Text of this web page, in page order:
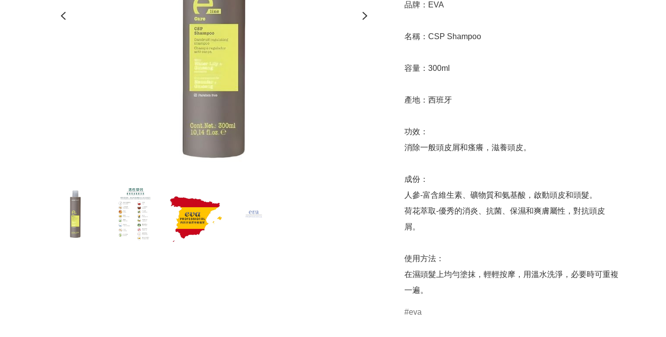
品牌：EVA
名稱：CSP Shampoo
容量：300ml
產地：西班牙
功效：
消除一般頭皮屑和瘙癢，滋養頭皮。
成份：
人參-富含維生素、礦物質和氨基酸，啟動頭皮和頭髮。
荷花萃取-優秀的消炎、抗菌、保濕和爽膚屬性，對抗頭皮
屑。
使用方法：
在濕頭髮上均勻塗抹，輕輕按摩，用溫水洗淨，必要時可重複
一遍。
eva